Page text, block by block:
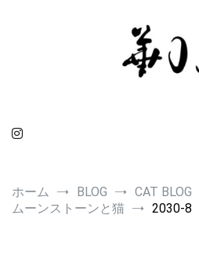
ホーム BLOG
CAT BLOG
ムーンストーンと猫
2030-8